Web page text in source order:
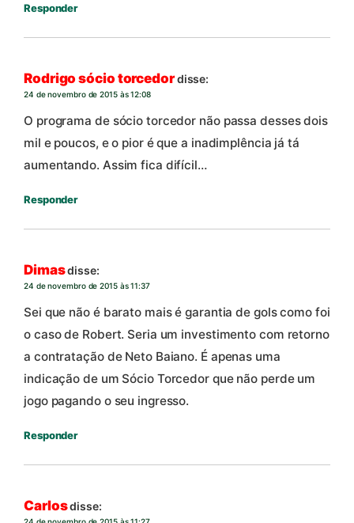
Responder
Rodrigo sócio torcedordisse:
24 de novembro de 2015 às 12:08
O programa de sócio torcedor não passa desses dois
mil e poucos, e o pior é que a inadimplência já tá
aumentando. Assim fica difícil…
Responder
Dimasdisse:
24 de novembro de 2015 às 11:37
Sei que não é barato mais é garantia de gols como foi
o caso de Robert. Seria um investimento com retorno
a contratação de Neto Baiano. É apenas uma
indicação de um Sócio Torcedor que não perde um
jogo pagando o seu ingresso.
Responder
Carlosdisse: